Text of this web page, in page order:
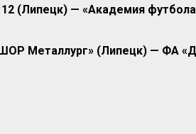
(Липецк) — «Академия
Металлург» (Липецк) — ФА